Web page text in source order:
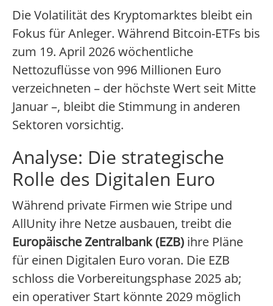
Die Volatilität des Kryptomarktes bleibt ein
Fokus für Anleger. Während Bitcoin-ETFs bis
zum 19. April 2026 wöchentliche
Nettozuflüsse von 996 Millionen Euro
verzeichneten – der höchste Wert seit Mitte
Januar –, bleibt die Stimmung in anderen
Sektoren vorsichtig.
Analyse: Die strategische
Rolle des Digitalen Euro
Während private Firmen wie Stripe und
AllUnity ihre Netze ausbauen, treibt die
Europäische Zentralbank (EZB) ihre Pläne
für einen Digitalen Euro voran. Die EZB
schloss die Vorbereitungsphase 2025 ab;
ein operativer Start könnte 2029 möglich